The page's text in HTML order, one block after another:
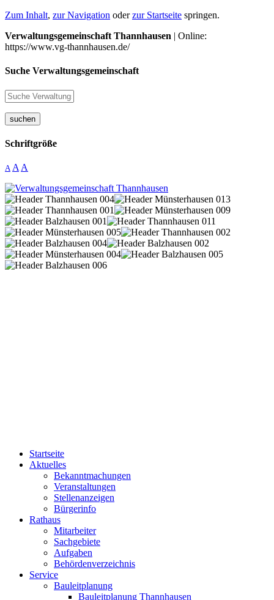
Zum Inhalt, zur Navigation oderzur Startseite springen.
Verwaltungsgemeinschaft Thannhausen | Online:
https://www.vg-thannhausen.de/
Suche Verwaltungsgemeinschaft
suchen
Schriftgröße
A A A
Startseite
Aktuelles
Bekanntmachungen
Veranstaltungen
Stellenanzeigen
Bürgerinfo
Rathaus
Mitarbeiter
Sachgebiete
Aufgaben
Behördenverzeichnis
Service
Bauleitplanung
Bauleitplanung Thannhausen